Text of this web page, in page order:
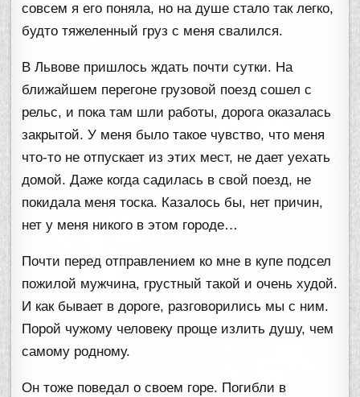
совсем я его поняла, но на душе стало так легко,
будто тяжеленный груз с меня свалился.
В Львове пришлось ждать почти сутки. На
ближайшем перегоне грузовой поезд сошел с
рельс, и пока там шли работы, дорога оказалась
закрытой. У меня было такое чувство, что меня
что-то не отпускает из этих мест, не дает уехать
домой. Даже когда садилась в свой поезд, не
покидала меня тоска. Казалось бы, нет причин,
нет у меня никого в этом городе…
Почти перед отправлением ко мне в купе подсел
пожилой мужчина, грустный такой и очень худой.
И как бывает в дороге, разговорились мы с ним.
Порой чужому человеку проще излить душу, чем
самому родному.
Он тоже поведал о своем горе. Погибли в